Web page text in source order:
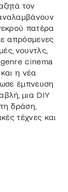
τον
πατέρα
απρόσμενες
νουντλς,
genre cinema
η νέα
έμπνευση
μια DIY
δράση,
τέχνες και